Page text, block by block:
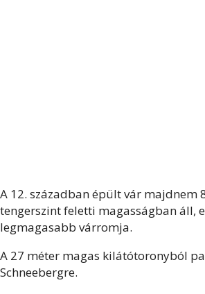
A 12. században épült vár majdnem
tengerszint feletti magasságban áll,
legmagasabb várromja.
A 27 méter magas kilátótoronyból
Schneebergre.